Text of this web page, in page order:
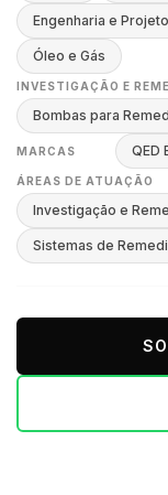
Engenharia e
Óleo e Gás
INVESTIGAÇÃO E
Bombas para
MARCAS QED
ÁREAS DE ATUAÇÃO
Investigação e
Sistemas de